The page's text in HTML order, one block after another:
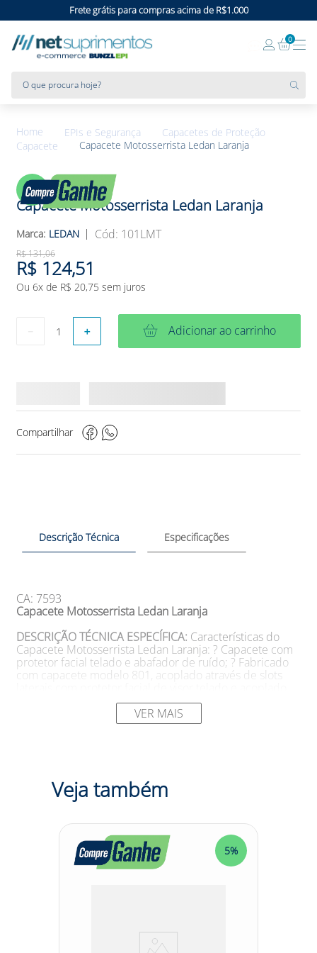
Frete grátis para compras acima de R$1.000
0
EPIs e Segurança
Capacetes de Proteção
Capacete
Capacete Motosserrista Ledan Laranja
5%
OFF
Capacete Motosserrista Ledan Laranja
LEDAN : 101LMT
R$131,06
R$ 124,51
Ou 6x de R$ 20,75 sem juros
＋ Adicionar ao carrinho
Compartilhar
Descrição Técnica Especificações
CA: 7593
Capacete Motosserrista Ledan Laranja
DESCRIÇÃO TÉCNICA ESPECÍFICA: Características do
Capacete Motosserrista Ledan Laranja: ? Capacete com
protetor facial telado e abafador de ruído; ? Fabricado
com capacete modelo 801, acoplado através de slots
também com abafador de ruído constituído de duas
estilhaços e proteção auditiva contra ruído superior a
Tamanho: único
Modelo: 101LMT 00 LR
Cor (Consulte disponibilidade): Laranja
Marca: LEDAN
Motosserrista Ledan Laranja, você pode ficar tranquilo!
O incrível Capacete Motosserrista Ledan Laranja oferece
VER MAIS
Veja também
5%